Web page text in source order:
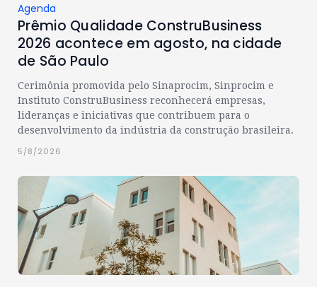
Agenda
Prêmio Qualidade ConstruBusiness
2026 acontece em agosto, na cidade
de São Paulo
Cerimônia promovida pelo Sinaprocim, Sinprocim e
Instituto ConstruBusiness reconhecerá empresas,
lideranças e iniciativas que contribuem para o
desenvolvimento da indústria da construção brasileira.
5/8/2026